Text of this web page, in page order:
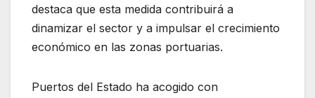
destaca que esta medida contribuirá a
dinamizar el sector y a impulsar el crecimiento
económico en las zonas portuarias.
Puertos del Estado ha acogido con